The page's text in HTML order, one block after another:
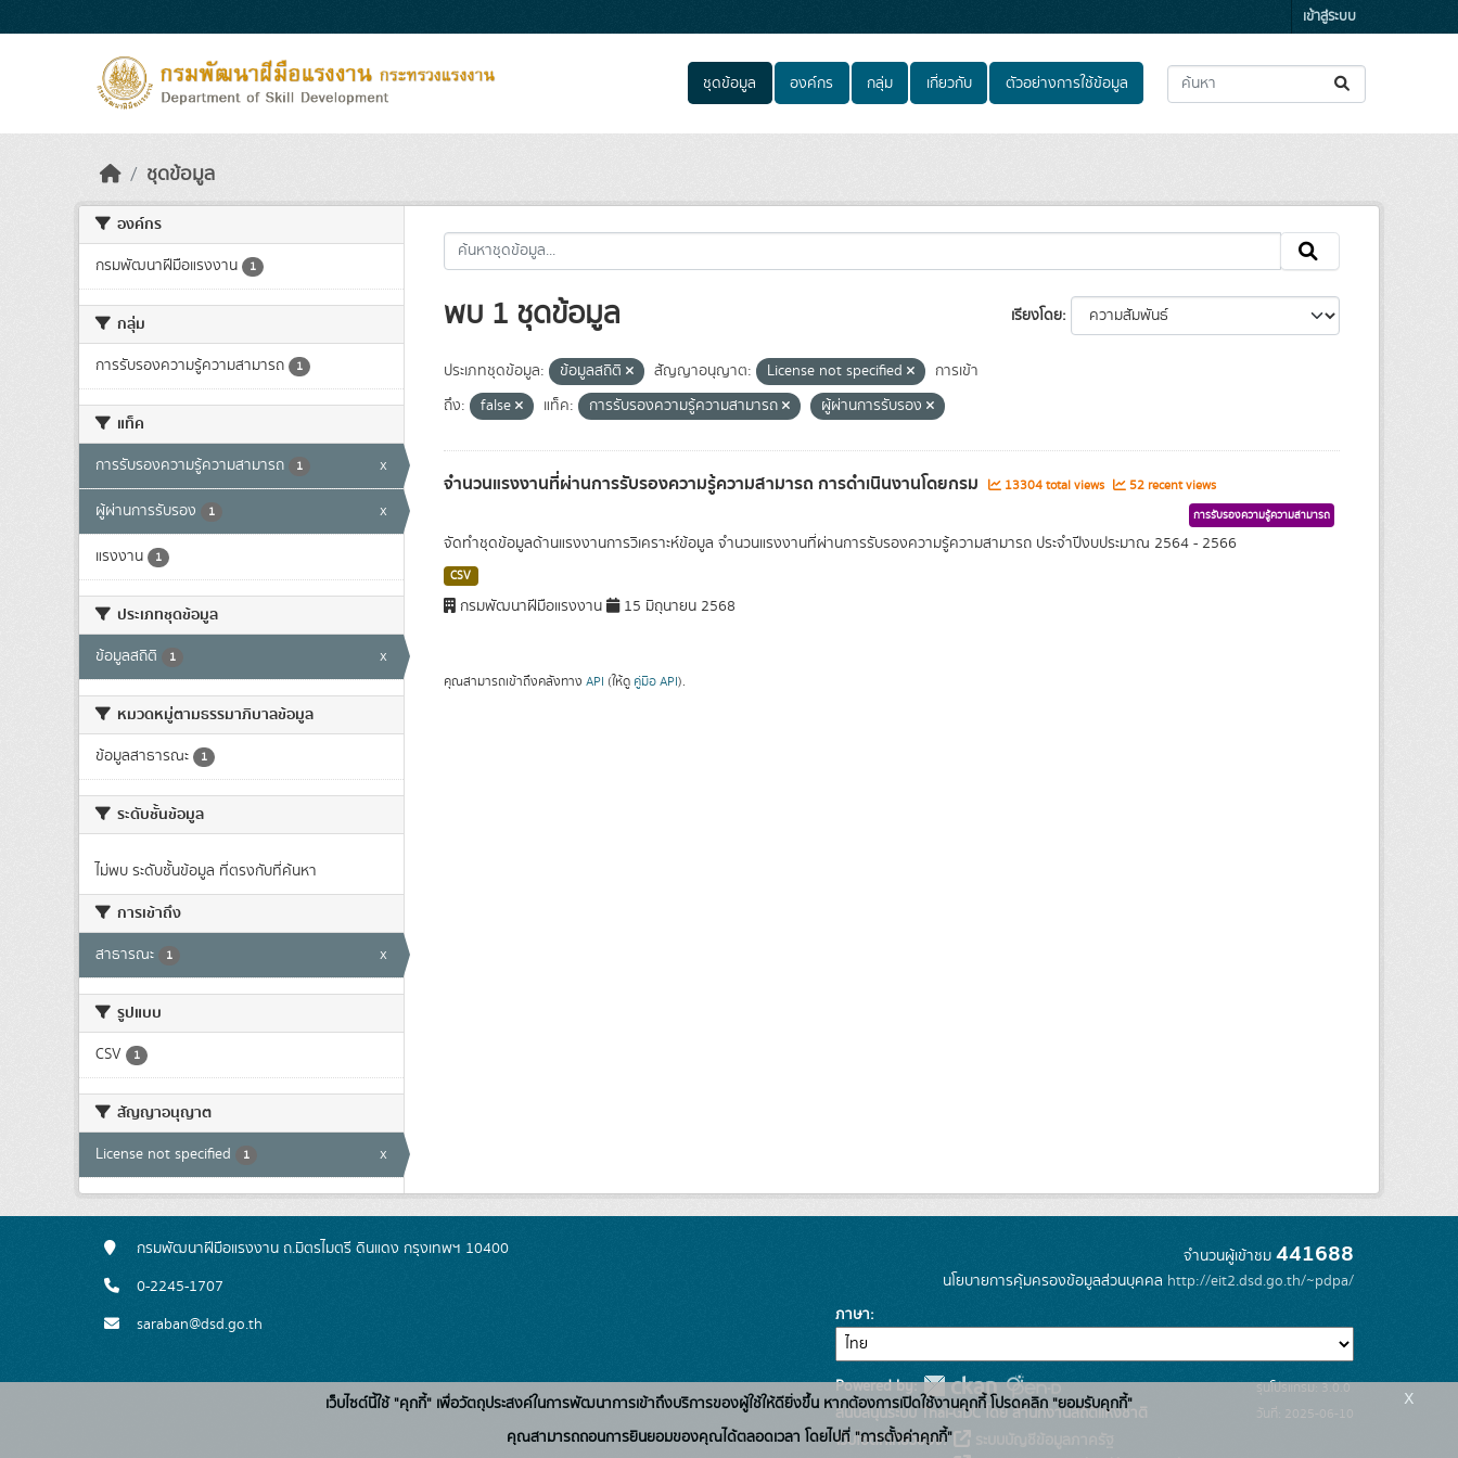
เข้าสู่ระบบ
ชุดข้อมูล องค์กร กลุ่ม เกี่ยวกับ ตัวอย่างการใช้ข้อมูล
ชุดข้อมูล
องค์กร
กรมพัฒนาฝีมือแรงงาน 1
กลุ่ม
การรับรองความรู้ความสามารถ 1
แท็ค
การรับรองความรู้ความสามารถ 1 x
ผู้ผ่านการรับรอง 1 x
แรงงาน 1
ประเภทชุดข้อมูล
ข้อมูลสถิติ 1 x
หมวดหมู่ตามธรรมาภิบาลข้อมูล
ข้อมูลสาธารณะ 1
ระดับชั้นข้อมูล
ไม่พบ ระดับชั้นข้อมูล ที่ตรงกับที่ค้นหา
การเข้าถึง
สาธารณะ 1 x
รูปแบบ
CSV 1
สัญญาอนุญาต
License not specified 1 x
เรียงโดย
พบ 1 ชุดข้อมูล
ประเภทชุดข้อมูล: ข้อมูลสถิติ สัญญาอนุญาต: License not specified
การเข้า
ถึง:
false แท็ค: การรับรองความรู้ความสามารถ ผู้ผ่านการรับรอง
จำนวนแรงงานที่ผ่านการรับรองความรู้ความสามารถ การดำเนินงานโดยกรม 13304 total views 52 recent views
การรับรองความรู้ความสามารถ
จัดทำชุดข้อมูลด้านแรงงานการวิเคราะห์ข้อมูล จำนวนแรงงานที่ผ่านการรับรองความรู้ความสามารถ ประจำปีงบประมาณ 2564 - 2566
CSV
กรมพัฒนาฝีมือแรงงาน 15 มิถุนายน 2568
คุณสามารถเข้าถึงคลังทาง API (ให้ดู คู่มือ API).
กรมพัฒนาฝีมือแรงงาน ถ.มิตรไมตรี ดินแดง กรุงเทพฯ 10400
0-2245-1707
saraban@dsd.go.th
จำนวนผู้เข้าชม 441688
นโยบายการคุ้มครองข้อมูลส่วนบุคคล http://eit2.dsd.go.th/~pdpa/
ภาษา
Powered by:
สนับสนุนระบบ Thai-GDC โดย สำนักงานสถิติแห่งชาติ
เว็บไซต์ที่เกี่ยวข้อง:
รุ่นโปรแกรม: 3.0.0
วันที่: 2025-06-10
เว็บไซต์นี้ใช้ "คุกกี้" เพื่อวัตถุประสงค์ในการพัฒนาการเข้าถึงบริการของผู้ใช้ให้ดียิ่งขึ้น หากต้องการเปิดใช้งานคุกกี้ โปรดคลิก "ยอมรับคุกกี้"
คุณสามารถถอนการยินยอมของคุณได้ตลอดเวลา โดยไปที่ "การตั้งค่าคุกกี้"
x